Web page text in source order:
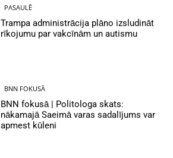
PASAULĒ
Trampa administrācija plāno izsludināt
rīkojumu par vakcīnām un autismu
BNN FOKUSĀ
BNN fokusā | Politologa skats:
nākamajā Saeimā varas sadalījums var
apmest kūleni